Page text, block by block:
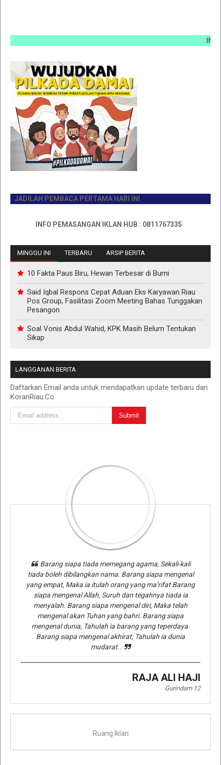
INFO
PEMBACA PERTAMA HARI INI
INFO PEMASANGAN IKLAN HUB : 0811767335
MINGGU INI TERBARU ARSIP BERITA
10 Fakta Paus Biru, Hewan Terbesar di Bumi
Said Iqbal Respons Cepat Aduan Eks Karyawan Riau
Pos Group, Fasilitasi Zoom Meeting Bahas Tunggakan
Pesangon
Soal Vonis Abdul Wahid, KPK Masih Belum Tentukan
Sikap
LANGGANAN BERITA
Daftarkan Email anda untuk mendapatkan update terbaru dari
KoranRiau.Co
Barang siapa tiada memegang agama, Sekali-kali
tiada boleh dibilangkan nama. Barang siapa mengenal
yang empat, Maka ia itulah orang yang ma’rifat Barang
siapa mengenal Allah, Suruh dan tegahnya tiada ia
menyalah. Barang siapa mengenal diri, Maka telah
mengenal akan Tuhan yang bahri. Barang siapa
mengenal dunia, Tahulah ia barang yang teperdaya.
Barang siapa mengenal akhirat, Tahulah ia dunia
mudarat..
RAJA ALI HAJI
Gurindam 12
Ruang Iklan